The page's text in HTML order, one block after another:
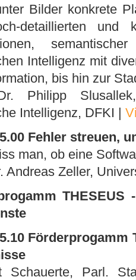
Bilder konkrete
detaillierten und
Intelligenz mit
bis hin zur
Philipp
Intelligenz, DFKI |
Fehler streuen,
man, ob eine
Andreas Zeller,
Schauerte, Parl.